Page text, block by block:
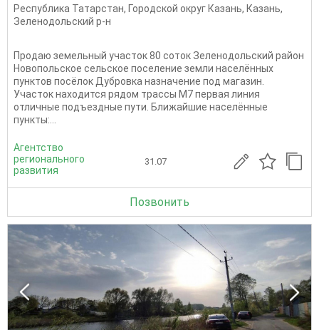
Республика Татарстан, Городской округ Казань, Казань,
Зеленодольский р-н
Продаю земельный участок 80 соток Зеленодольский район
Новопольское сельское поселение земли населённых
пунктов посёлок Дубровка назначение под магазин.
Участок находится рядом трассы М7 первая линия
отличные подъездные пути. Ближайшие населённые
пункты:...
Агентство
регионального
развития
31.07
Позвонить